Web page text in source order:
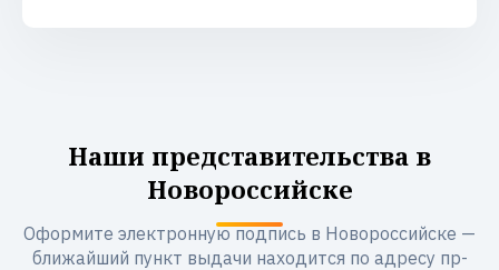
Наши представительства в
Новороссийске
Оформите электронную подпись в Новороссийске —
ближайший пункт выдачи находится по адресу пр-